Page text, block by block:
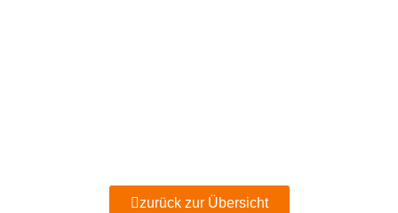
zurück zur Übersicht